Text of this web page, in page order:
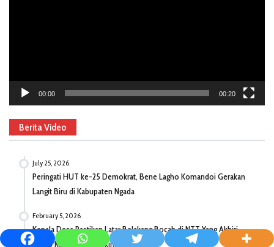
00:00 00:20
Berita Video
July 25, 2026
Peringati HUT ke-25 Demokrat, Bene Lagho Komandoi Gerakan
Langit Biru di Kabupaten Ngada
February 5, 2026
Kepala Desa Pastikan Latar Belakang Bocah di NTT Yang Akhiri
Hidup Kategori Kemiskinan Ekstrem